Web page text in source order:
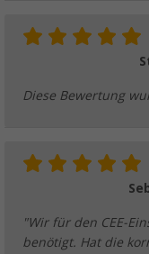
Diese Bewertung
"Wir für den CEE-
benötigt. Hat die